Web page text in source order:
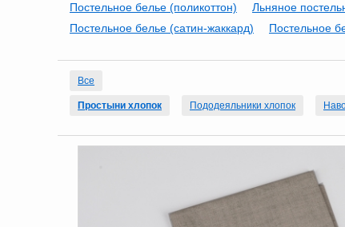
Постельное белье (поликоттон)
Льняное
Постельное белье (сатин-жаккард)
Постельное
Все
Простыни хлопок Пододеяльники хлопок